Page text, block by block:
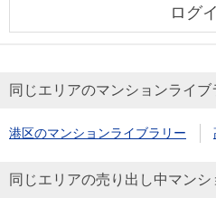
ログ
同じエリアのマンションライブ
港区のマンションライブラリー
同じエリアの売り出し中マンシ